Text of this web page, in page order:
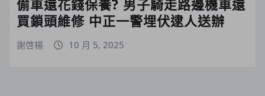
偷車還花錢保養? 男子騎走路邊機車還
買鎖頭維修 中正一警埋伏逮人送辦
謝啓楊 10 月 5, 2025